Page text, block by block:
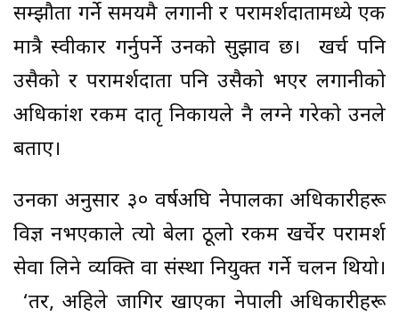
सम्झौता गर्ने समयमै लगानी र परामर्शदातामध्ये एक
मात्रै स्वीकार गर्नुपर्ने उनको सुझाव छ। खर्च पनि
उसैको र परामर्शदाता पनि उसैको भएर लगानीको
अधिकांश रकम दातृ निकायले नै लग्ने गरेको उनले
बताए।
उनका अनुसार ३० वर्षअघि नेपालका अधिकारीहरू
विज्ञ नभएकाले त्यो बेला ठूलो रकम खर्चेर परामर्श
सेवा लिने व्यक्ति वा संस्था नियुक्त गर्ने चलन थियो।
‘तर, अहिले जागिर खाएका नेपाली अधिकारीहरू